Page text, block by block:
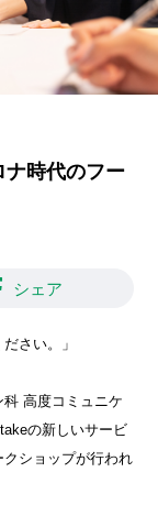
時代のフー
シェア
さい。」
高度コミュニケ
の新しいサービ
ショップが行われ